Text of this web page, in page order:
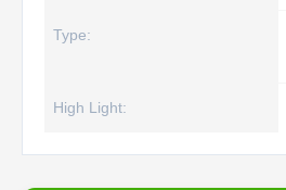
Type:
High Light: